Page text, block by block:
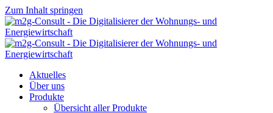
Zum Inhalt springen
Aktuelles
Über uns
Produkte
Übersicht aller Produkte